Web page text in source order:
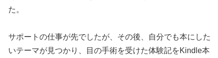
た。
サポートの仕事が先でしたが、その後、自分でも本にした
いテーマが見つかり、目の手術を受けた体験記をKindle本